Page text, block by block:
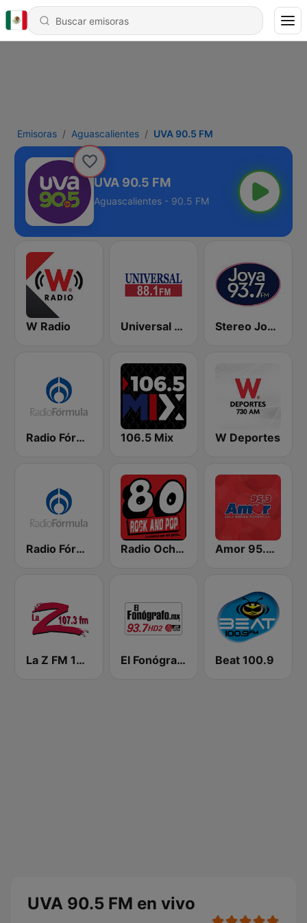
Emisoras Aguascalientes UVA 90.5 FM
UVA 90.5 FM
Aguascalientes - 90.5 FM
W Radio Universal 88.1 FM Stereo Joya FM
Radio Fórmula 103.3 FM 106.5 Mix W Deportes
Radio Fórmula 104.1 FM Radio Ochentas México Amor 95.3 FM
La Z FM 107.3 El Fonógrafo HD2 Beat 100.9
UVA 90.5 FM en vivo